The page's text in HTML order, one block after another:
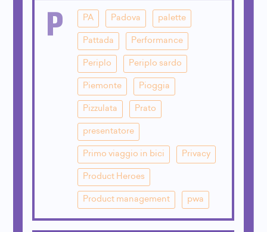
P PA Padova palette
Pattada Performance
Periplo Periplo sardo
Piemonte Pioggia
Pizzulata Prato
presentatore
Primo viaggio in bici Privacy
Product Heroes
Product management pwa